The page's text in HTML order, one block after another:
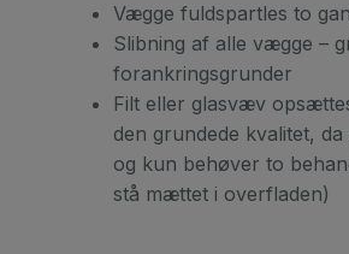
Vægge fuldspartles to
Slibning af alle vægge –
forankringsgrunder
Filt eller glasvæv
den grundede kvalitet,
og kun behøver to
stå mættet i overfladen)